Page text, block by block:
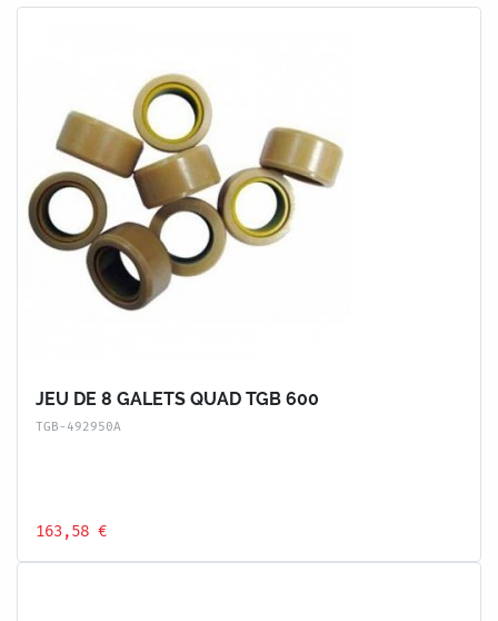
JEU DE 8 GALETS QUAD TGB 600
TGB-492950A
163,58 €